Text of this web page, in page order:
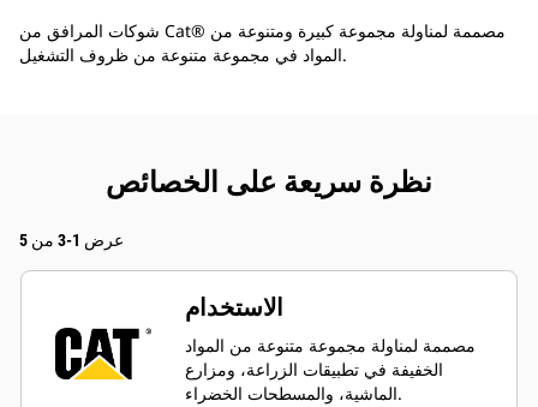
شوكات المرافق من Cat® مصممة لمناولة مجموعة كبيرة ومتنوعة من
المواد في مجموعة متنوعة من ظروف التشغيل.
نظرة سريعة على الخصائص
عرض 1-3 من 5
الاستخدام
مصممة لمناولة مجموعة متنوعة من المواد
الخفيفة في تطبيقات الزراعة، ومزارع
الماشية، والمسطحات الخضراء.